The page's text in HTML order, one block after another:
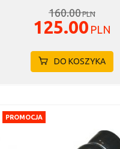
160.00PLN
125.00 PLN
DO KOSZYKA
PROMOCJA